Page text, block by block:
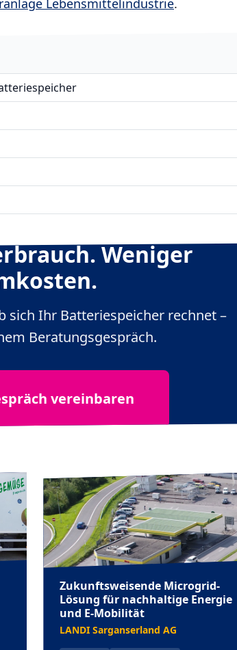
Weniger
sich Ihr Batteriespeicher rechnet –
Beratungsgespräch.
vereinbaren
Zukunftsweisende Microgrid-
Lösung für nachhaltige Energie
und E-Mobilität
LANDI Sarganserland AG